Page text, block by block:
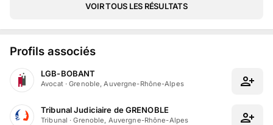
VOIR TOUS LES RÉSULTATS
Profils associés
LGB-BOBANT
Avocat·Grenoble, Auvergne-Rhône-Alpes
Tribunal Judiciaire de GRENOBLE
Tribunal ·Grenoble, Auvergne-Rhône-Alpes